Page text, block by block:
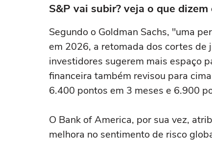
S&P vai subir? veja o que
Segundo o Goldman Sachs, "uma
em 2026, a retomada dos cortes de
investidores sugerem mais espaço
financeira também revisou para
6.400 pontos em 3 meses e 6.900
O Bank of America, por sua vez,
melhora no sentimento de risco